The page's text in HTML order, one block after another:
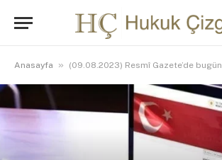
Anasayfa » (09.08.2023) Resmî Gazete’de bugün